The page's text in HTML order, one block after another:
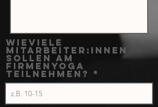
Wieviele
Mitarbeiter:innen
sollen am
Firmenyoga
teilnehmen?